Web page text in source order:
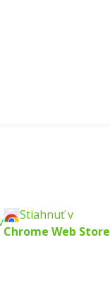
Stiahnuť v
Chrome Web Store